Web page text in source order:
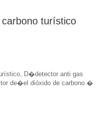
turístico
D�detector anti gas
de�el dióxido de carbono.�